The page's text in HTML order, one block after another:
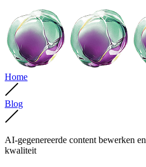
Home
Blog
AI-gegenereerde content bewerken
kwaliteit